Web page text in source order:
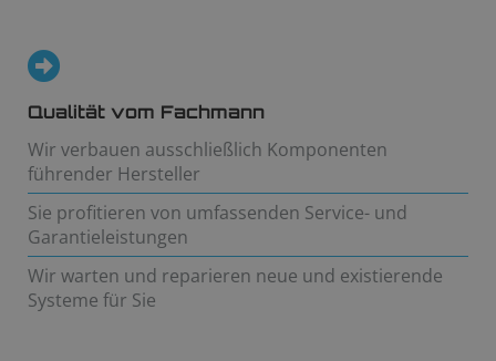
Qualität vom Fachmann
Wir verbauen ausschließlich Komponenten
führender Hersteller
Sie profitieren von umfassenden Service- und
Garantieleistungen
Wir warten und reparieren neue und existierende
Systeme für Sie